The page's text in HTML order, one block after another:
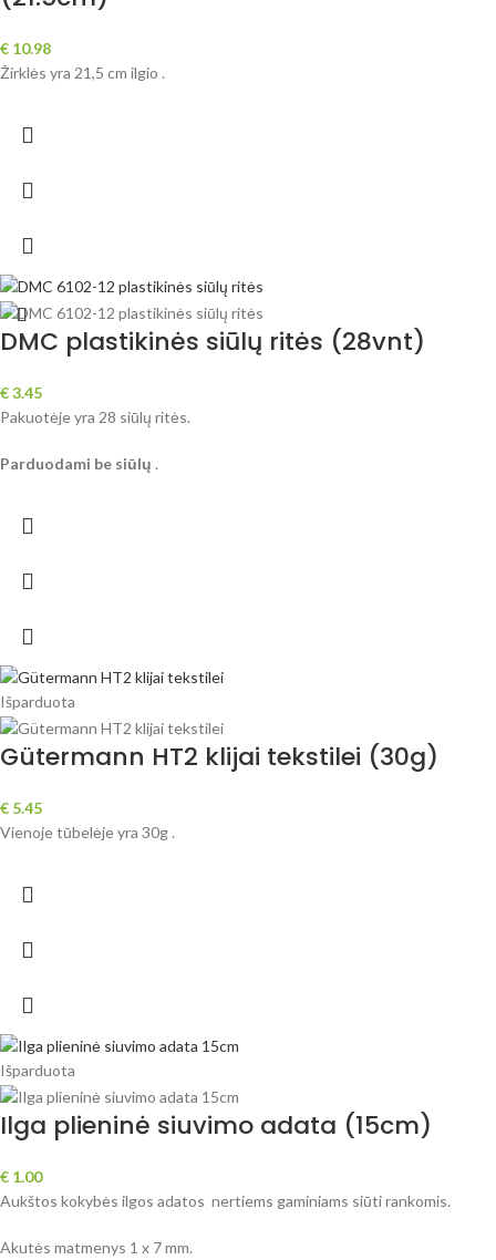
€ 10.98
Žirklės yra 21,5 cm ilgio .
DMC plastikinės siūlų ritės (28vnt)
€3.45
Pakuotėje yra 28 siūlų ritės.
Parduodami be siūlų .
Išparduota
Gütermann HT2 klijai tekstilei (30g)
€ 5.45
Vienoje tūbelėje yra 30g .
Išparduota
Ilga plieninė siuvimo adata (15cm)
€ 1.00
Aukštos kokybės ilgos adatos nertiems gaminiams siūti rankomis.
Akutės matmenys 1 x 7 mm.